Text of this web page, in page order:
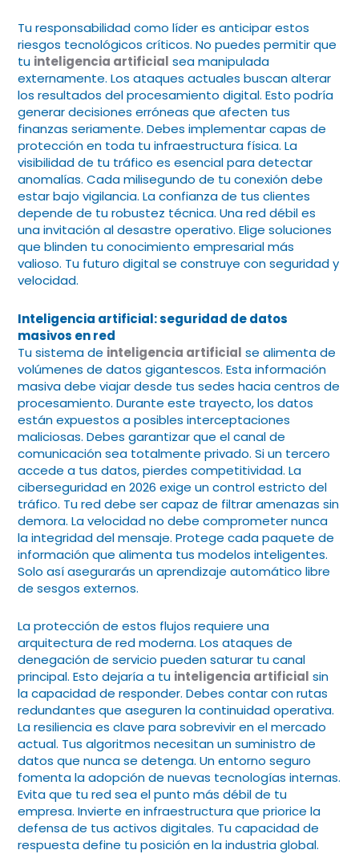
Tu responsabilidad como líder es anticipar estos
riesgos tecnológicos críticos. No puedes permitir que
tu inteligencia artificial sea manipulada
externamente. Los ataques actuales buscan alterar
los resultados del procesamiento digital. Esto podría
generar decisiones erróneas que afecten tus
finanzas seriamente. Debes implementar capas de
protección en toda tu infraestructura física. La
visibilidad de tu tráfico es esencial para detectar
anomalías. Cada milisegundo de tu conexión debe
estar bajo vigilancia. La confianza de tus clientes
depende de tu robustez técnica. Una red débil es
una invitación al desastre operativo. Elige soluciones
que blinden tu conocimiento empresarial más
valioso. Tu futuro digital se construye con seguridad y
velocidad.
Inteligencia artificial: seguridad de datos
masivos en red
Tu sistema de inteligencia artificial se alimenta de
volúmenes de datos gigantescos. Esta información
masiva debe viajar desde tus sedes hacia centros de
procesamiento. Durante este trayecto, los datos
están expuestos a posibles interceptaciones
maliciosas. Debes garantizar que el canal de
comunicación sea totalmente privado. Si un tercero
accede a tus datos, pierdes competitividad. La
ciberseguridad en 2026 exige un control estricto del
tráfico. Tu red debe ser capaz de filtrar amenazas sin
demora. La velocidad no debe comprometer nunca
la integridad del mensaje. Protege cada paquete de
información que alimenta tus modelos inteligentes.
Solo así asegurarás un aprendizaje automático libre
de sesgos externos.
La protección de estos flujos requiere una
arquitectura de red moderna. Los ataques de
denegación de servicio pueden saturar tu canal
principal. Esto dejaría a tu inteligencia artificial sin
la capacidad de responder. Debes contar con rutas
redundantes que aseguren la continuidad operativa.
La resiliencia es clave para sobrevivir en el mercado
actual. Tus algoritmos necesitan un suministro de
datos que nunca se detenga. Un entorno seguro
fomenta la adopción de nuevas tecnologías internas.
Evita que tu red sea el punto más débil de tu
empresa. Invierte en infraestructura que priorice la
defensa de tus activos digitales. Tu capacidad de
respuesta define tu posición en la industria global.